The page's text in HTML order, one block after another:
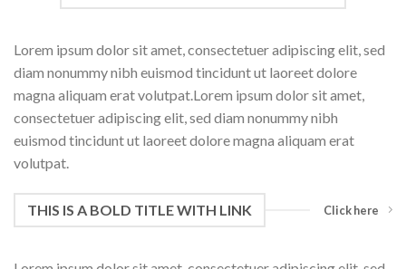
Lorem ipsum dolor sit amet, consectetuer adipiscing elit, sed
diam nonummy nibh euismod tincidunt ut laoreet dolore
magna aliquam erat volutpat.Lorem ipsum dolor sit amet,
consectetuer adipiscing elit, sed diam nonummy nibh
euismod tincidunt ut laoreet dolore magna aliquam erat
volutpat.
THIS IS A BOLD TITLE WITH LINK Click here